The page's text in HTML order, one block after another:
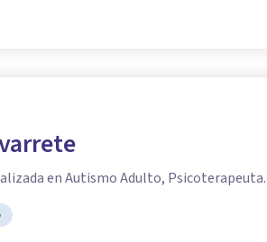
en Autismo Adulto, Psicoterapeuta.